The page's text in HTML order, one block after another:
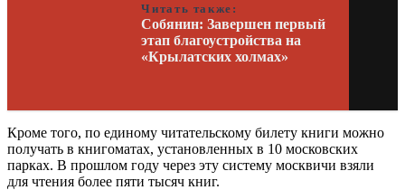
Читать также:
Собянин: Завершен первый
этап благоустройства на
«Крылатских холмах»
Кроме того, по единому читательскому билету книги можно
получать в книгоматах, установленных в 10 московских
парках. В прошлом году через эту систему москвичи взяли
для чтения более пяти тысяч книг.